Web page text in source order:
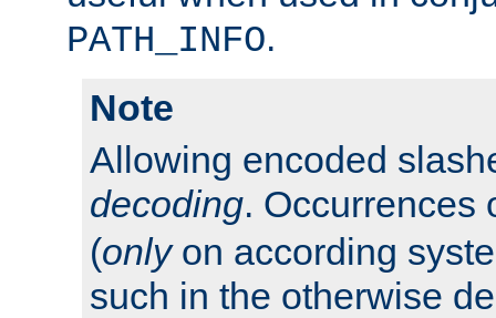
PATH_INFO.
Note
Allowing encoded
decoding. Occurrences
(onlyon according
such in the otherwise